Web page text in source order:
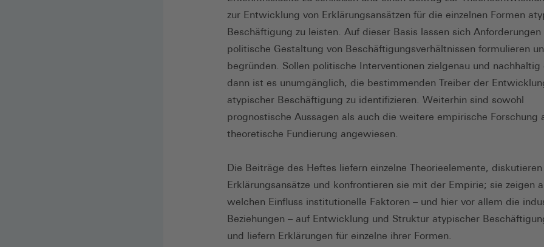
zur Entwicklung von Erklärungsansätzen für die einzelnen Formen
Beschäftigung zu leisten. Auf dieser Basis lassen sich Anforderungen
politische Gestaltung von Beschäftigungsverhältnissen formulieren
begründen. Sollen politische Interventionen zielgenau und nachhaltig
dann ist es unumgänglich, die bestimmenden Treiber der
atypischer Beschäftigung zu identifizieren. Weiterhin sind sowohl
prognostische Aussagen als auch die weitere empirische Forschung
theoretische Fundierung angewiesen.
Die Beiträge des Heftes liefern einzelne Theorieelemente,
Erklärungsansätze und konfrontieren sie mit der Empirie; sie zeigen
welchen Einfluss institutionelle Faktoren – und hier vor allem die
Beziehungen – auf Entwicklung und Struktur atypischer
und liefern Erklärungen für einzelne ihrer Formen.